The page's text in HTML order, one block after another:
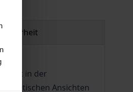
ist in der
Ansichten